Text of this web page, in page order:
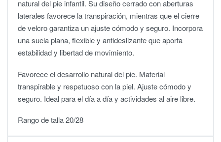
natural del pie infantil. Su diseño cerrado con aberturas
laterales favorece la transpiración, mientras que el cierre
de velcro garantiza un ajuste cómodo y seguro. Incorpora
una suela plana, flexible y antideslizante que aporta
estabilidad y libertad de movimiento.
Favorece el desarrollo natural del pie. Material
transpirable y respetuoso con la piel. Ajuste cómodo y
seguro. Ideal para el día a día y actividades al aire libre.
Rango de talla 20/28